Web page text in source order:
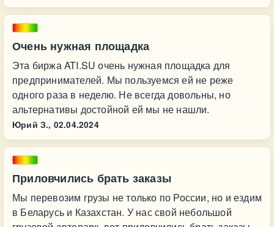
Очень нужная площадка
Эта биржа ATI.SU очень нужная площадка для
предпринимателей. Мы пользуемся ей не реже
одного раза в неделю. Не всегда довольны, но
альтернативы достойной ей мы не нашли.
Юрий З., 02.04.2024
Приловчились брать заказы
Мы перевозим грузы не только по России, но и ездим
в Беларусь и Казахстан. У нас свой небольшой